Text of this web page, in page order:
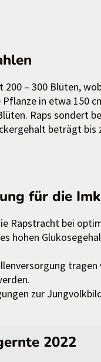
200 – 300 Blüten,
in etwa 150
Raps sondert
beträgt
für die
Rapstracht bei
hohen
zur
2022